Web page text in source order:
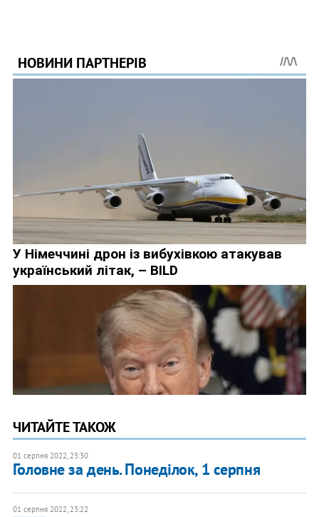
ЧИТАЙТЕ ТАКОЖ
01 серпня 2022, 23:30
Головне за день. Понеділок, 1 серпня
01 серпня 2022, 23:22